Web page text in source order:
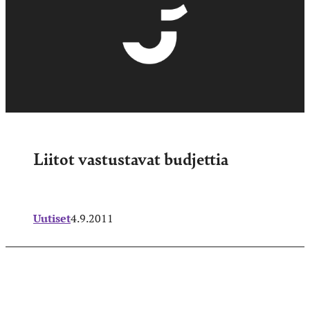
Liitot vastustavat budjettia
Uutiset4.9.2011